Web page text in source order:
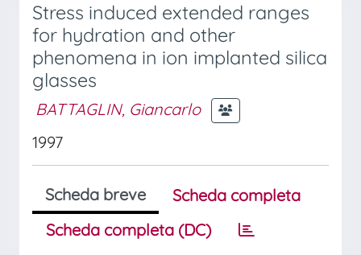
Stress induced extended ranges
for hydration and other
phenomena in ion implanted silica
glasses
BATTAGLIN, Giancarlo
1997
Scheda breve
Scheda completa
Scheda completa (DC)